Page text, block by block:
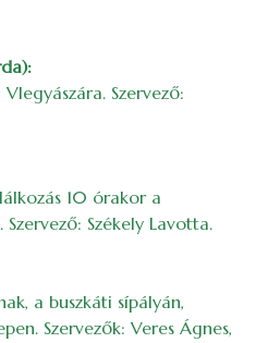
Szervező:
10 órakor a
Székely Lavotta.
a buszkáti sípályán,
Szervezők: Veres Ágnes,